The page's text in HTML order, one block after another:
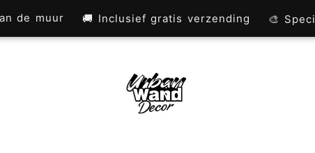
de muur 🚚 Inclusief gratis verzending 🎨